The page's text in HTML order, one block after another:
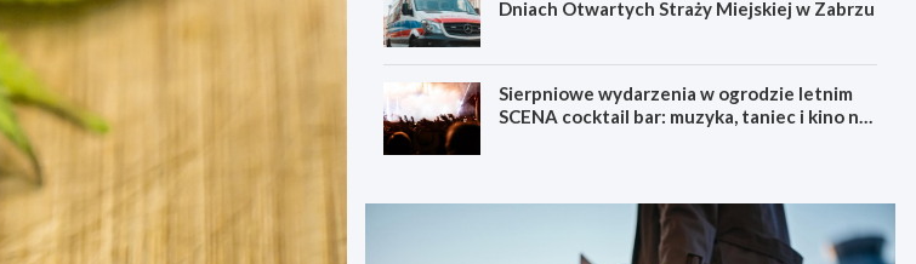
Dniach Otwartych Straży Miejskiej w Zabrzu
Sierpniowe wydarzenia w ogrodzie letnim
SCENA cocktail bar: muzyka, taniec i kino na